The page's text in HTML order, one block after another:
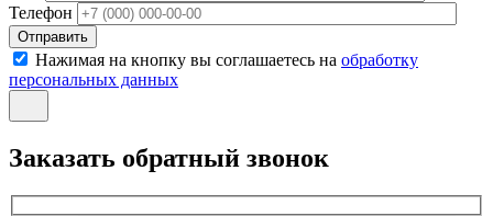
Телефон
Отправить
Нажимая на кнопку вы соглашаетесь на обработку
персональных данных
Заказать обратный звонок